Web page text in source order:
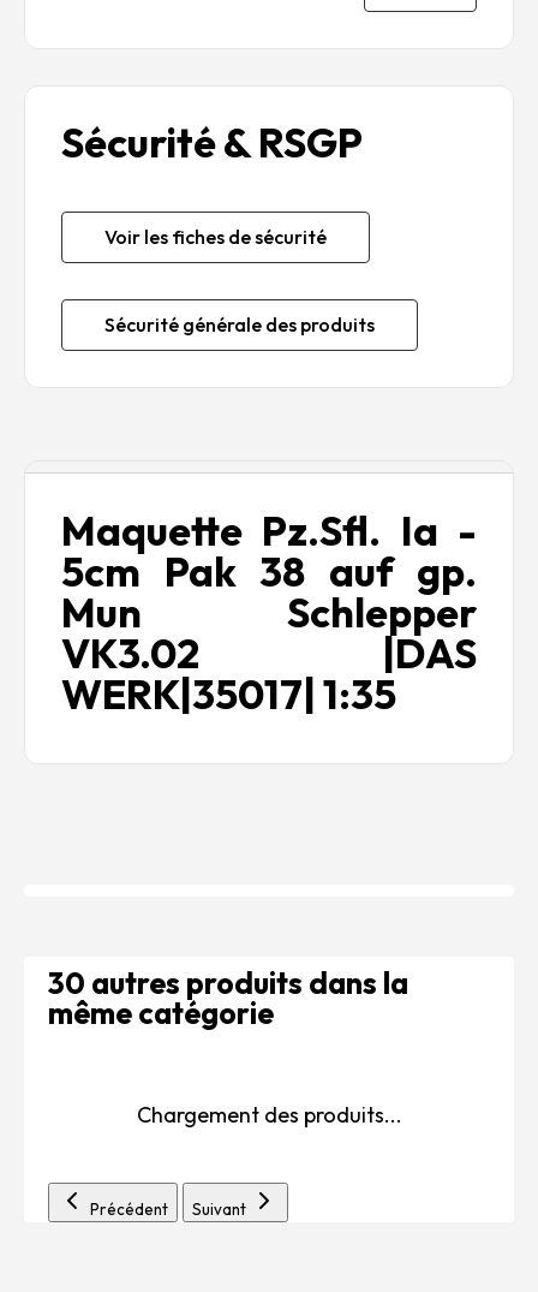
Sécurité & RSGP
Voir les fiches de sécurité
Sécurité générale des produits
Maquette Pz.Sfl. Ia -
5cm Pak 38 auf gp.
Mun Schlepper
VK3.02 |DAS
WERK|35017| 1:35
30 autres produits dans la
même catégorie
Chargement des produits...
Précédent Suivant